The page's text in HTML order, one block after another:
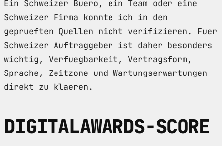
Ein Schweizer Buero, ein Team oder eine
Schweizer Firma konnte ich in den
geprueften Quellen nicht verifizieren. Fuer
Schweizer Auftraggeber ist daher besonders
wichtig, Verfuegbarkeit, Vertragsform,
Sprache, Zeitzone und Wartungserwartungen
direkt zu klaeren.
DIGITALAWARDS-SCORE